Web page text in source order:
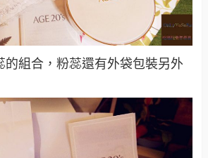
的組合，粉蕊還有外袋包裝另外